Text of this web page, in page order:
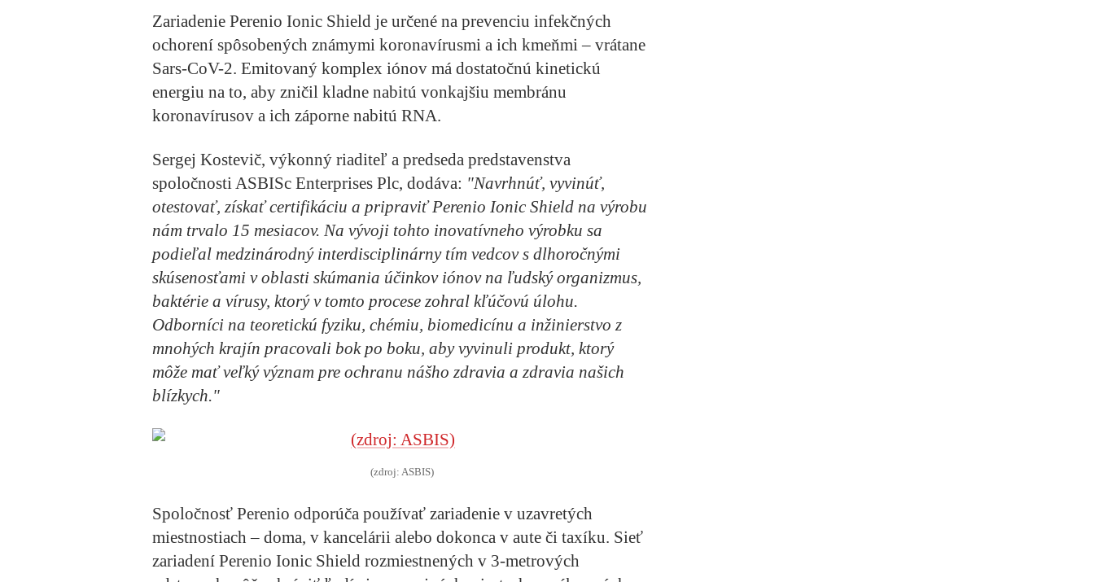
Zariadenie Perenio Ionic Shield je určené na prevenciu infekčných
ochorení spôsobených známymi koronavírusmi a ich kmeňmi – vrátane
Sars-CoV-2. Emitovaný komplex iónov má dostatočnú kinetickú
energiu na to, aby zničil kladne nabitú vonkajšiu membránu
koronavírusov a ich záporne nabitú RNA.
Sergej Kostevič, výkonný riaditeľ a predseda predstavenstva
spoločnosti ASBISc Enterprises Plc, dodáva: "Navrhnúť, vyvinúť,
otestovať, získať certifikáciu a pripraviť Perenio Ionic Shield na výrobu
nám trvalo 15 mesiacov. Na vývoji tohto inovatívneho výrobku sa
podieľal medzinárodný interdisciplinárny tím vedcov s dlhoročnými
skúsenosťami v oblasti skúmania účinkov iónov na ľudský organizmus,
baktérie a vírusy, ktorý v tomto procese zohral kľúčovú úlohu.
Odborníci na teoretickú fyziku, chémiu, biomedicínu a inžinierstvo z
mnohých krajín pracovali bok po boku, aby vyvinuli produkt, ktorý
môže mať veľký význam pre ochranu nášho zdravia a zdravia našich
blízkych."
(zdroj: ASBIS)
Spoločnosť Perenio odporúča používať zariadenie v uzavretých
miestnostiach – doma, v kancelárii alebo dokonca v aute či taxíku. Sieť
zariadení Perenio Ionic Shield rozmiestnených v 3-metrových